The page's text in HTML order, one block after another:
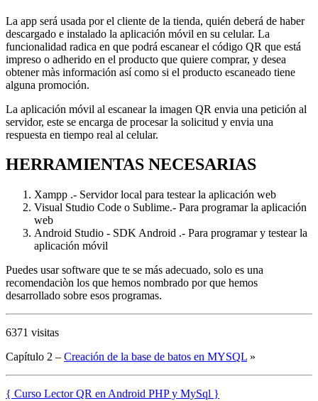
La app será usada por el cliente de la tienda, quién deberá de haber
descargado e instalado la aplicación móvil en su celular. La
funcionalidad radica en que podrá escanear el código QR que está
impreso o adherido en el producto que quiere comprar, y desea
obtener màs información así como si el producto escaneado tiene
alguna promoción.
La aplicación móvil al escanear la imagen QR envia una petición al
servidor, este se encarga de procesar la solicitud y envia una
respuesta en tiempo real al celular.
HERRAMIENTAS NECESARIAS
Xampp .- Servidor local para testear la aplicación web
Visual Studio Code o Sublime.- Para programar la aplicación
web
Android Studio - SDK Android .- Para programar y testear la
aplicación móvil
Puedes usar software que te se más adecuado, solo es una
recomendaciòn los que hemos nombrado por que hemos
desarrollado sobre esos programas.
6371 visitas
Capítulo 2 – Creación de la base de batos en MYSQL »
{ Curso Lector QR en Android PHP y MySql }